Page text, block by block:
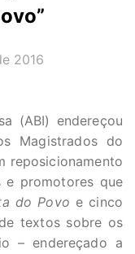
2016
(ABI) endereçou
Magistrados do
reposicionamento
e promotores que
do Povo e cinco
textos sobre os
– endereçado a